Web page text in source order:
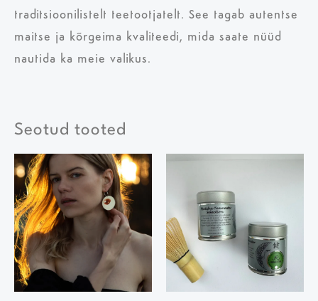
traditsioonilistelt teetootjatelt. See tagab autentse
maitse ja kõrgeima kvaliteedi, mida saate nüüd
nautida ka meie valikus.
Seotud tooted